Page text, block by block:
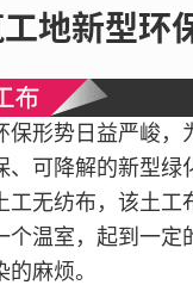
地新型环
保形势日益严峻，
、可降解的新型绿
工无纺布 ，该土工
个温室，起到一定
的麻烦。